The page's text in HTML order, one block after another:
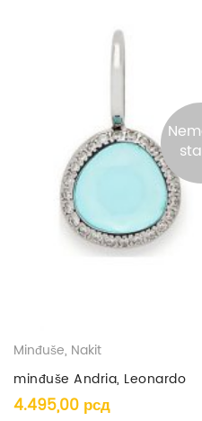
Minđuše, Nakit
minđuše Andria, Leonardo
4.495,00 рсд